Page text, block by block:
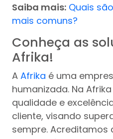
Saiba mais: Quais
mais comuns?
Conheça as
Afrika!
A Afrika é uma
humanizada. Na
qualidade e
cliente, visando
sempre. Acreditamos